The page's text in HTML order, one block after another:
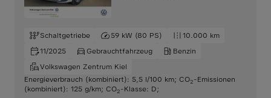
Schaltgetriebe 59 kW (80 PS)
10.000 km
11/2025
Gebrauchtfahrzeug
Benzin
Volkswagen Zentrum Kiel
Energieverbrauch (kombiniert): 5,5 l/100 km; CO2-Emissionen
(kombiniert): 125 g/km; CO2-Klasse: D;